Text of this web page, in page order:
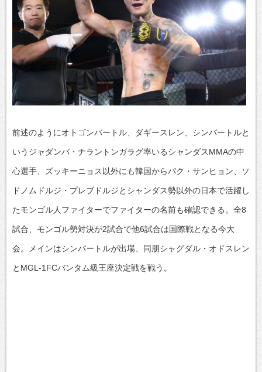
前述のようにオトゴンバートル、ダギースレン、シンバートルと
いうジャダンバ・ナラントンガラグ率いるシャンダスMMAの中
心選手、ズッキーニョス以外にも韓国からパク・サンヒョン、ソ
ドノムドルジ・プレブドルジとシャンダス勢以外の日本で活躍し
たモンゴル人ファイターでファイターの名前も確認できる。全8
試合、モンゴル勢対決が2試合で他6試合は国際戦となる今大
会。メインはシンバートルが出場、同朋シャグダル・オドスレン
とMGL-1FCバンタム級王座決定戦を戦う。